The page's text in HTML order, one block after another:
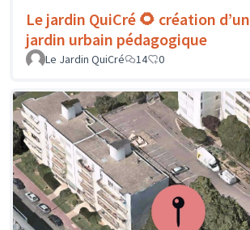
Le jardin QuiCré 🌻 création d’un
jardin urbain pédagogique
Le Jardin QuiCré
14 0